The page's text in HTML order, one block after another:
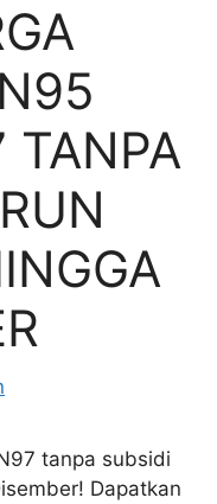
TANPA
tanpa subsidi
Dapatkan